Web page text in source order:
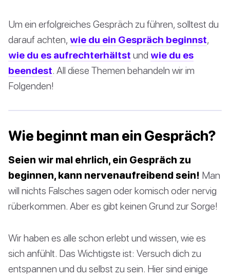
Um ein erfolgreiches Gespräch zu führen, solltest du
darauf achten, wie du ein Gespräch beginnst,
wie du es aufrechterhältst und wie du es
beendest. All diese Themen behandeln wir im
Folgenden!
Wie beginnt man ein Gespräch?
Seien wir mal ehrlich, ein Gespräch zu
beginnen, kann nervenaufreibend sein! Man
will nichts Falsches sagen oder komisch oder nervig
rüberkommen. Aber es gibt keinen Grund zur Sorge!
Wir haben es alle schon erlebt und wissen, wie es
sich anfühlt. Das Wichtigste ist: Versuch dich zu
entspannen und du selbst zu sein. Hier sind einige